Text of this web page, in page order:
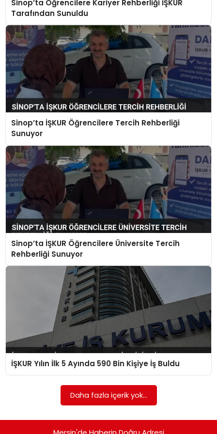
EKONOMI
MAGAZIN
DÜNYA
OTOMOBIL
Sinop’ta Öğrencilere Kariyer Rehberliği İŞKUR
Tarafından Sunuldu
Sinop’ta İŞKUR Öğrencilere Tercih Rehberliği
Sunuyor
Sinop’ta İŞKUR Öğrencilere Üniversite Tercih
Rehberliği Sunuyor
İŞKUR Yılın İlk 5 Ayında 590 Bin Kişiye İş Buldu
Daha fazla içerik yok...